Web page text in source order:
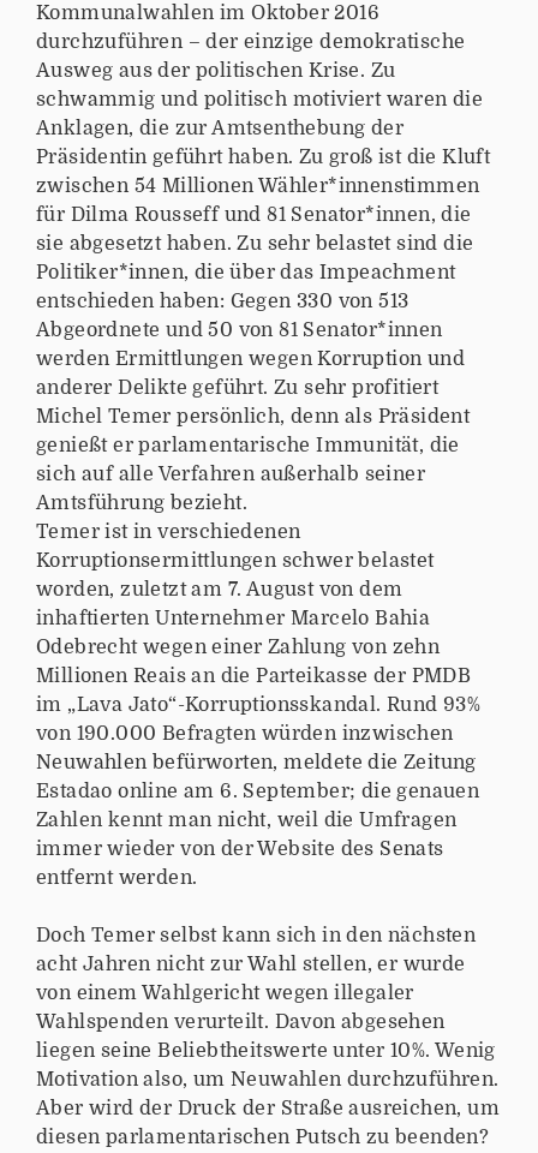
Kommunalwahlen im Oktober 2016
durchzuführen – der einzige demokratische
Ausweg aus der politischen Krise. Zu
schwammig und politisch motiviert waren die
Anklagen, die zur Amtsenthebung der
Präsidentin geführt haben. Zu groß ist die Kluft
zwischen 54 Millionen Wähler*innenstimmen
für Dilma Rousseff und 81 Senator*innen, die
sie abgesetzt haben. Zu sehr belastet sind die
Politiker*innen, die über das Impeachment
entschieden haben: Gegen 330 von 513
Abgeordnete und 50 von 81 Senator*innen
werden Ermittlungen wegen Korruption und
anderer Delikte geführt. Zu sehr profitiert
Michel Temer persönlich, denn als Präsident
genießt er parlamentarische Immunität, die
sich auf alle Verfahren außerhalb seiner
Amtsführung bezieht.
Temer ist in verschiedenen
Korruptionsermittlungen schwer belastet
worden, zuletzt am 7. August von dem
inhaftierten Unternehmer Marcelo Bahia
Odebrecht wegen einer Zahlung von zehn
Millionen Reais an die Parteikasse der PMDB
im „Lava Jato“-Korruptionsskandal. Rund 93%
von 190.000 Befragten würden inzwischen
Neuwahlen befürworten, meldete die Zeitung
Estadao online am 6. September; die genauen
Zahlen kennt man nicht, weil die Umfragen
immer wieder von der Website des Senats
entfernt werden.
Doch Temer selbst kann sich in den nächsten
acht Jahren nicht zur Wahl stellen, er wurde
von einem Wahlgericht wegen illegaler
Wahlspenden verurteilt. Davon abgesehen
liegen seine Beliebtheitswerte unter 10%. Wenig
Motivation also, um Neuwahlen durchzuführen.
Aber wird der Druck der Straße ausreichen, um
diesen parlamentarischen Putsch zu beenden?